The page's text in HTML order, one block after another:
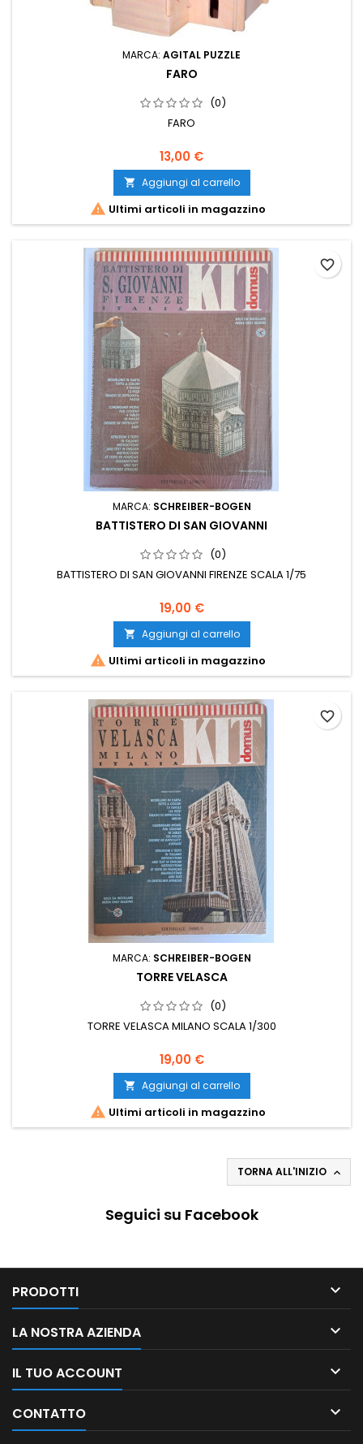
MARCA: AGITAL PUZZLE
FARO
(0)
FARO
13,00 €
 Aggiungi al carrello
 Ultimi articoli in magazzino
MARCA: SCHREIBER-BOGEN
BATTISTERO DI SAN GIOVANNI
(0)
BATTISTERO DI SAN GIOVANNI FIRENZE SCALA 1/75
19,00 €
 Aggiungi al carrello
 Ultimi articoli in magazzino
favorite_border
MARCA: SCHREIBER-BOGEN
TORRE VELASCA
(0)
TORRE VELASCA MILANO SCALA 1/300
19,00 €
 Aggiungi al carrello
 Ultimi articoli in magazzino
favorite_border
TORNA ALL'INIZIO 
Seguici su Facebook
PRODOTTI 
LA NOSTRA AZIENDA 
IL TUO ACCOUNT 
CONTATTO 